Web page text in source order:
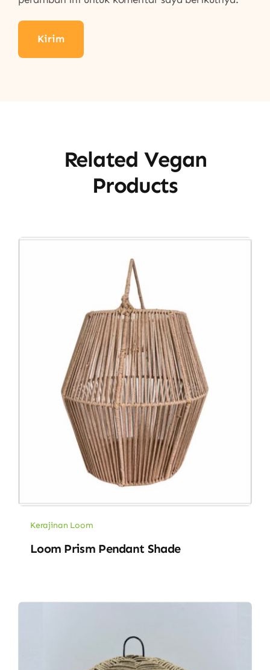
Related Vegan
Products
Kerajinan Loom
Loom Prism Pendant Shade